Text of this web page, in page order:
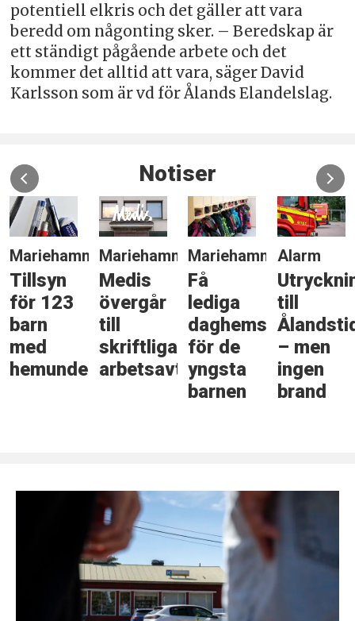
potentiell elkris och det gäller att vara
beredd om någonting sker. – Beredskap är
ett ständigt pågående arbete och det
kommer det alltid att vara, säger David
Karlsson som är vd för Ålands Elandelslag.
Notiser
Mariehamn
Tillsyn
för 123
barn
med
hemundervisning
Mariehamn
Medis
övergår
till
skriftliga
arbetsavtal
Mariehamn
Få
lediga
daghemsplatser
för de
yngsta
barnen
Alarm
till
– men
ingen
brand